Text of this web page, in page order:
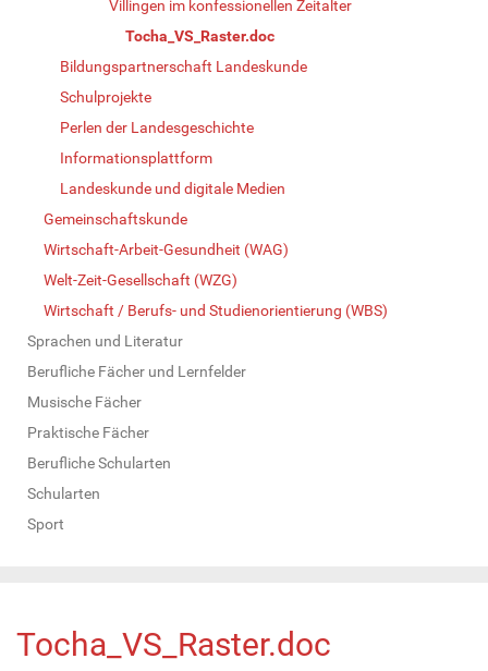
Villingen im konfessionellen Zeitalter
Tocha_VS_Raster.doc
Bildungspartnerschaft Landeskunde
Schulprojekte
Perlen der Landesgeschichte
Informationsplattform
Landeskunde und digitale Medien
Gemeinschaftskunde
Wirtschaft-Arbeit-Gesundheit (WAG)
Welt-Zeit-Gesellschaft (WZG)
Wirtschaft / Berufs- und Studienorientierung (WBS)
Sprachen und Literatur
Berufliche Fächer und Lernfelder
Musische Fächer
Praktische Fächer
Berufliche Schularten
Schularten
Sport
Tocha_VS_Raster.doc